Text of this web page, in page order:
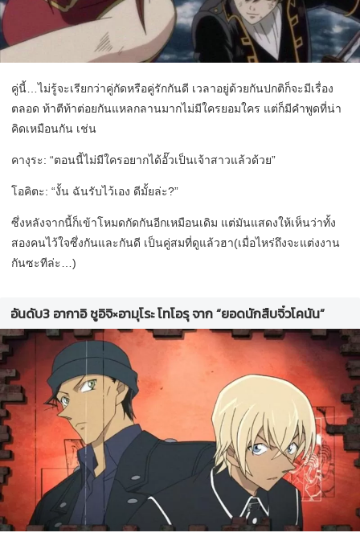
คู่นี้…ไม่รู้จะเรียกว่าคู่กัดหรือคู่รักกันดี เวลาอยู่ด้วยกันปกติก็จะมีเรื่อง
ตลอด ท้าตีท้าต่อยกันแหลกลานมากไม่มีใครยอมใคร แต่ก็มีคำพูดที่น่า
คิดเหมือนกัน เช่น
คางุระ: “ตอนนี้ไม่มีใครอยากได้อั๊วเป็นเจ้าสาวแล้วด้วย”
โอคิตะ: “งั้น ฉันรับไว้เอง ดีมั้ยล่ะ?”
ซึ่งหลังจากนี้ก็เข้าโหมดกัดกันอีกเหมือนเดิม แต่มันแสดงให้เห็นว่าทั้ง
สองคนไว้ใจซึ่งกันและกันดี เป็นคู่สมที่ดูแล้วฮา(เมื่อไหร่ถึงจะแต่งงาน
กันซะทีล่ะ…)
อันดับ3 อากาอิ ชูอิจิ×อามุโระ โทโอรุ จาก “ยอดนักสืบจิ๋วโคนัน”